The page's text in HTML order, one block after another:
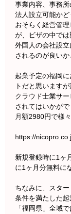
事業内容、事務
法人設立可能かど
おそらく経営管
が、ビザの中で
外国人の会社設
されるのが良いか
起業予定の福岡
トだと思います
クラウド士業サ
されてはいかがで
月額2980円で様
https://
新規登録時に1ヶ
に1ヶ月分無料に
ちなみに、スタ
条件を満たした起
「福岡県」全域